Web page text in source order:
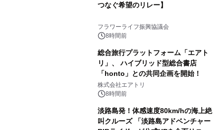
つなぐ希望のリレー】
フラワーライフ振興協議会
8時間前
総合旅行プラットフォーム「エアト
リ」、 ハイブリッド型総合書店
「honto」との共同企画を開始！
株式会社エアトリ
8時間前
淡路島発！体感速度80km/hの海上絶
叫クルーズ 「淡路島アドベンチャー